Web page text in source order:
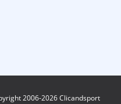
2006-2026 Clicandsport